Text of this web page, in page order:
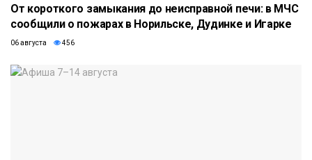
От короткого замыкания до неисправной печи: в МЧС
сообщили о пожарах в Норильске, Дудинке и Игарке
06 августа 456